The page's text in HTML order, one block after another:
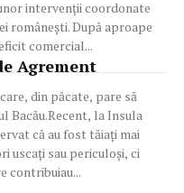
intervenții coordonate
românești. După aproape
comercial...
Agrement
din păcate, pare să
Bacău.Recent, la Insula
că au fost tăiați mai
uscați sau periculoși, ci
contribuiau...